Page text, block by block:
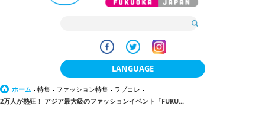
LANGUAGE
日本語
ホーム 特集 ファッション特集
ラブコレ
2万人が熱狂！ アジア最大級のファッションイベント「FUKU...